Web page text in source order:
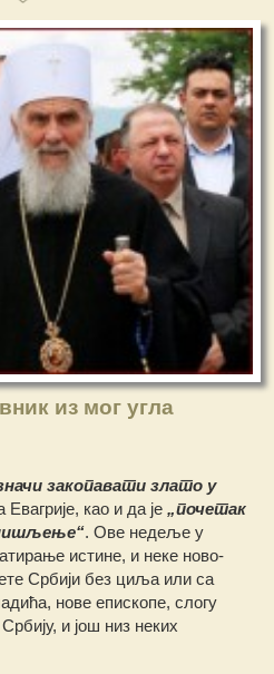
из мог угла
закопавати злато у
Евагрије, као и да је„почетак
. Ове недеље у
истине, и неке ново-
Србији без циља или са
нове епископе, слогу
и још низ неких